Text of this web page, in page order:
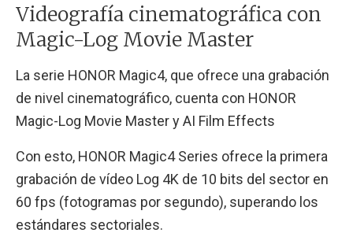
Videografía cinematográfica con
Magic-Log Movie Master
La serie HONOR Magic4, que ofrece una grabación
de nivel cinematográfico, cuenta con HONOR
Magic-Log Movie Master y AI Film Effects
Con esto, HONOR Magic4 Series ofrece la primera
grabación de vídeo Log 4K de 10 bits del sector en
60 fps (fotogramas por segundo), superando los
estándares sectoriales.